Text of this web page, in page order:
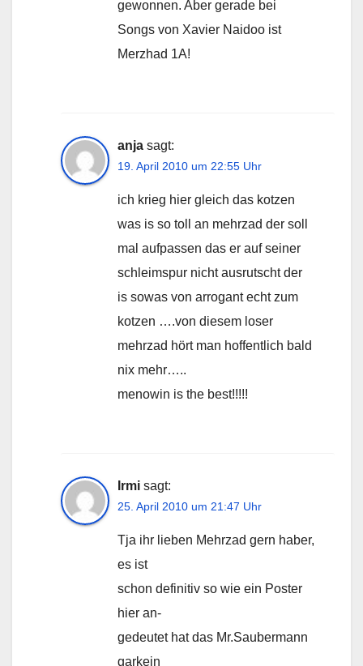
gewonnen. Aber gerade bei
Songs von Xavier Naidoo ist
Merzhad 1A!
anja sagt:
19. April 2010 um 22:55 Uhr
ich krieg hier gleich das kotzen
was is so toll an mehrzad der soll
mal aufpassen das er auf seiner
schleimspur nicht ausrutscht der
is sowas von arrogant echt zum
kotzen ….von diesem loser
mehrzad hört man hoffentlich bald
nix mehr…..
menowin is the best!!!!!
Irmi sagt:
25. April 2010 um 21:47 Uhr
Tja ihr lieben Mehrzad gern haber,
es ist
schon definitiv so wie ein Poster
hier an-
gedeutet hat das Mr.Saubermann
garkein